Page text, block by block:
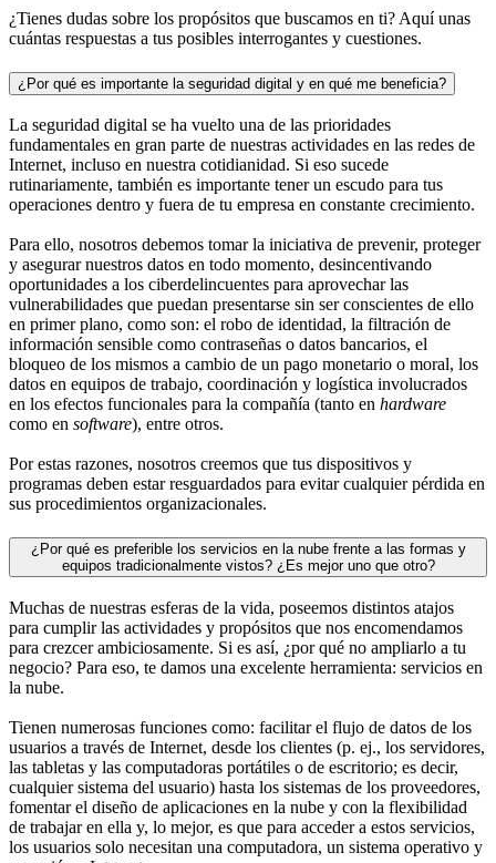
¿Tienes dudas sobre los propósitos que buscamos en ti? Aquí unas
cuántas respuestas a tus posibles interrogantes y cuestiones.
¿Por qué es importante la seguridad digital y en qué me beneficia?
La seguridad digital se ha vuelto una de las prioridades
fundamentales en gran parte de nuestras actividades en las redes de
Internet, incluso en nuestra cotidianidad. Si eso sucede
rutinariamente, también es importante tener un escudo para tus
operaciones dentro y fuera de tu empresa en constante crecimiento.
Para ello, nosotros debemos tomar la iniciativa de prevenir, proteger
y asegurar nuestros datos en todo momento, desincentivando
oportunidades a los ciberdelincuentes para aprovechar las
vulnerabilidades que puedan presentarse sin ser conscientes de ello
en primer plano, como son: el robo de identidad, la filtración de
información sensible como contraseñas o datos bancarios, el
bloqueo de los mismos a cambio de un pago monetario o moral, los
datos en equipos de trabajo, coordinación y logística involucrados
en los efectos funcionales para la compañía (tanto en hardware
como en software), entre otros.
Por estas razones, nosotros creemos que tus dispositivos y
programas deben estar resguardados para evitar cualquier pérdida en
sus procedimientos organizacionales.
¿Por qué es preferible los servicios en la nube frente a las formas y
equipos tradicionalmente vistos? ¿Es mejor uno que otro?
Muchas de nuestras esferas de la vida, poseemos distintos atajos
para cumplir las actividades y propósitos que nos encomendamos
para crezcer ambiciosamente. Si es así, ¿por qué no ampliarlo a tu
negocio? Para eso, te damos una excelente herramienta: servicios en
la nube.
Tienen numerosas funciones como: facilitar el flujo de datos de los
usuarios a través de Internet, desde los clientes (p. ej., los servidores,
las tabletas y las computadoras portátiles o de escritorio; es decir,
cualquier sistema del usuario) hasta los sistemas de los proveedores,
fomentar el diseño de aplicaciones en la nube y con la flexibilidad
de trabajar en ella y, lo mejor, es que para acceder a estos servicios,
los usuarios solo necesitan una computadora, un sistema operativo y